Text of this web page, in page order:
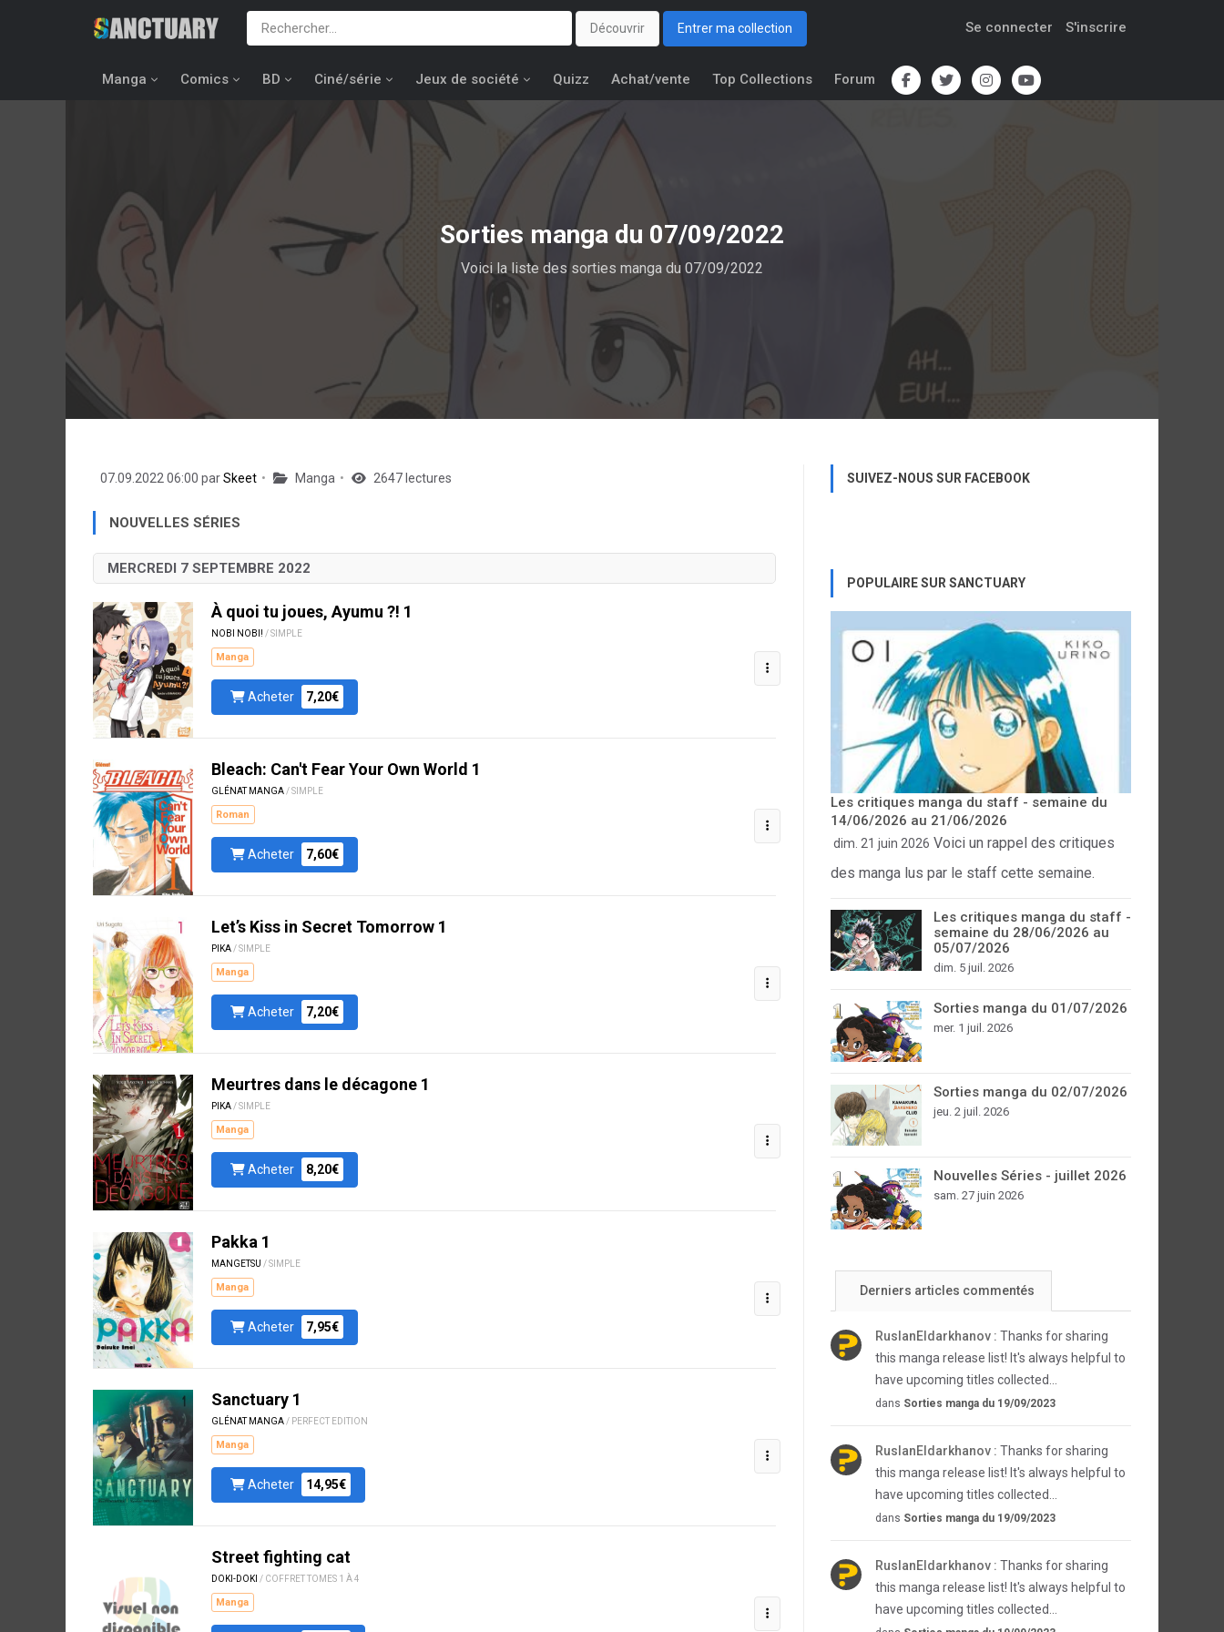
Découvrir Entrer ma collection Se connecter S'inscrire
Manga Comics BD Ciné/série Jeux de société Quizz Achat/vente Top Collections Forum
Sorties manga du 07/09/2022
Voici la liste des sorties manga du 07/09/2022
07.09.2022 06:00 parSkeet Manga 2647 lectures
NOUVELLES SÉRIES
MERCREDI 7 SEPTEMBRE 2022
À quoi tu joues, Ayumu ?! 1
NOBI NOBI! / SIMPLE
Manga
Acheter 7,20€
Bleach: Can't Fear Your Own World 1
GLÉNAT MANGA / SIMPLE
Roman
Acheter 7,60€
Let’s Kiss in Secret Tomorrow 1
PIKA / SIMPLE
Manga
Acheter 7,20€
Meurtres dans le décagone 1
PIKA / SIMPLE
Manga
Acheter 8,20€
Pakka 1
MANGETSU / SIMPLE
Manga
Acheter 7,95€
Sanctuary 1
GLÉNAT MANGA / PERFECT EDITION
Manga
Acheter 14,95€
Street fighting cat
DOKI-DOKI / COFFRET TOMES 1 À 4
Manga
SUIVEZ-NOUS SUR FACEBOOK
POPULAIRE SUR SANCTUARY
Les critiques manga du staff - semaine du
14/06/2026 au 21/06/2026
dim. 21 juin 2026 Voici un rappel des critiques
des manga lus par le staff cette semaine.
Les critiques manga du staff -
semaine du 28/06/2026 au
05/07/2026
dim. 5 juil. 2026
Sorties manga du 01/07/2026
mer. 1 juil. 2026
Sorties manga du 02/07/2026
jeu. 2 juil. 2026
Nouvelles Séries - juillet 2026
sam. 27 juin 2026
Derniers articles commentés
RuslanEldarkhanov : Thanks for sharing
this manga release list! It's always helpful to
have upcoming titles collected...
dans Sorties manga du 19/09/2023
RuslanEldarkhanov : Thanks for sharing
this manga release list! It's always helpful to
have upcoming titles collected...
dans Sorties manga du 19/09/2023
RuslanEldarkhanov : Thanks for sharing
this manga release list! It's always helpful to
have upcoming titles collected...